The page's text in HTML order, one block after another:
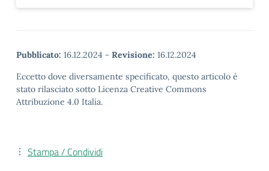
Pubblicato: 16.12.2024 - Revisione: 16.12.2024
Eccetto dove diversamente specificato, questo articolo è
stato rilasciato sotto Licenza Creative Commons
Attribuzione 4.0 Italia.
Stampa / Condividi